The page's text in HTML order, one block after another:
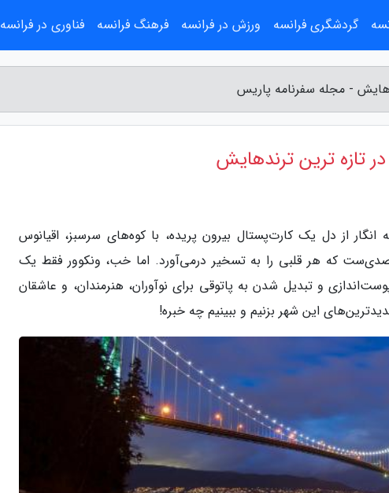
- مجله سفرنامه پاریس
تازه ترین ترندهایش
از دل یک کارت‌پستال بیرون پریده، با کوه‌های سرسبز، اقیانوس
که هر قلبی را به تسخیر درمی‌آورد. اما خب، ونکوور فقط یک
و تبدیل شدن به پاتوقی برای نوآوران، هنرمندان، و عاشقان
این شهر بزنیم و ببینیم چه خبره!
گردشگری فرانسه ورزش در فرانسه فرهنگ فرانسه فناوری در فرانسه